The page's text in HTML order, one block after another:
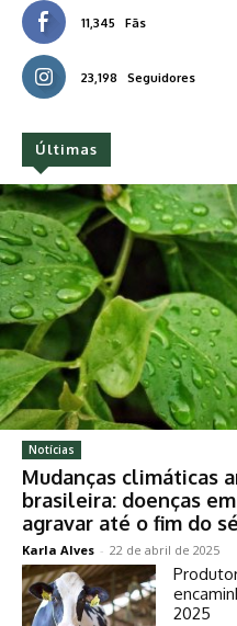
11,345 Fãs
23,198 Seguidores
Últimas
Notícias
Mudanças climáticas
brasileira: doenças
agravar até o fim do
Karla Alves - 22 de abril de 2025
2025